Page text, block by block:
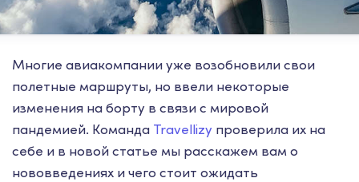
Многие авиакомпании уже возобновили свои
полетные маршруты, но ввели некоторые
изменения на борту в связи с мировой
пандемией. Команда Travellizy проверила их на
себе и в новой статье мы расскажем вам о
нововведениях и чего стоит ожидать